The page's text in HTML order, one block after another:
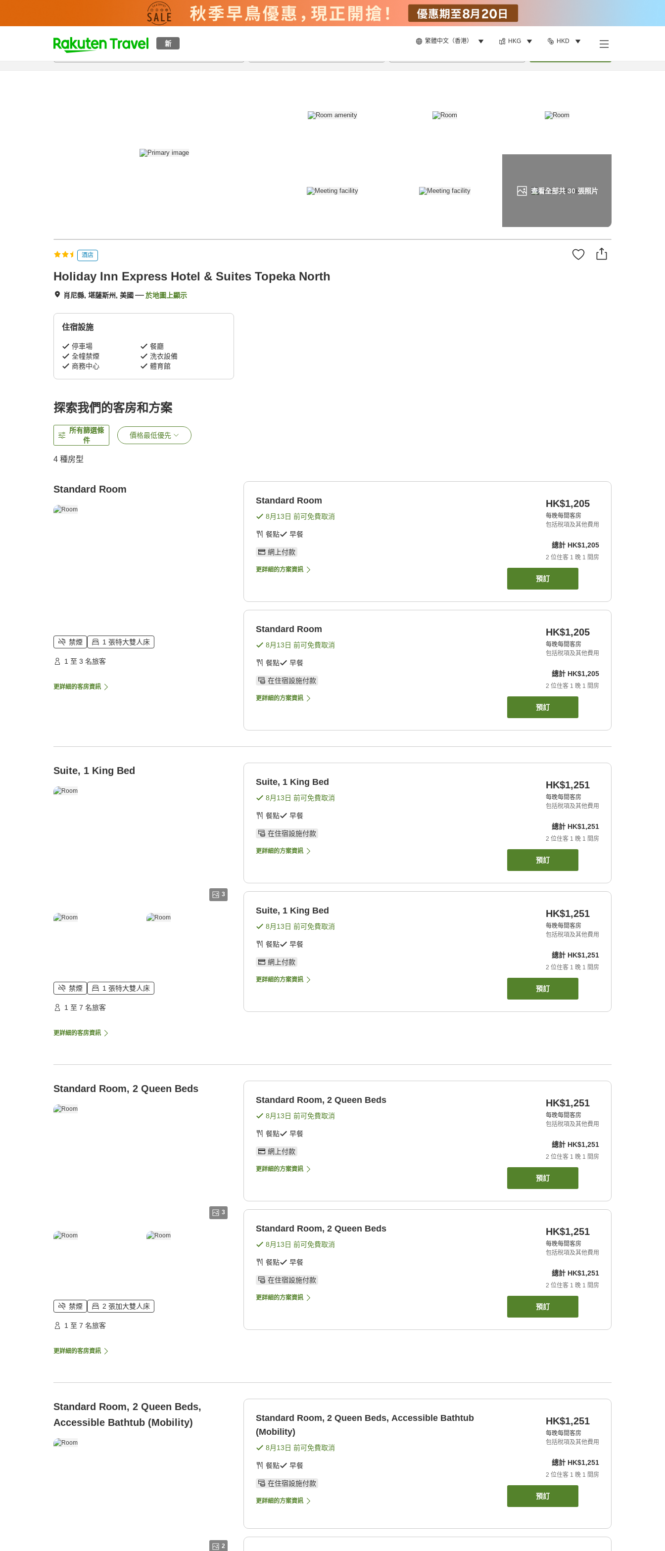
新 繁體中文（香港） HKG HKD
t
p
查看全部共30張照片
概覽房間及住宿方案 評價設施
酒店
Holiday Inn Express Hotel & Suites Topeka North
肖尼縣, 堪薩斯州, 美國 於地圖上顯示
住宿設施
停車場
餐廳
全幢禁煙
洗衣設備
商務中心
體育館
探索我們的客房和方案
所有篩選條
件
價格最低優先
4 種房型
Standard Room
禁煙 1 張特大雙人床
1 至 3 名旅客
更詳細的客房資訊
Standard Room
8月13日 前可免費取消
餐點 早餐
網上付款
更詳細的方案資訊
HK$1,205
每晚每間客房
包括稅項及其他費用
總計 HK$1,205
2 位住客 1 晚 1 間房
預訂
Standard Room
8月13日 前可免費取消
餐點 早餐
在住宿設施付款
更詳細的方案資訊
HK$1,205
每晚每間客房
包括稅項及其他費用
總計 HK$1,205
2 位住客 1 晚 1 間房
預訂
Suite, 1 King Bed
3
禁煙 1 張特大雙人床
1 至 7 名旅客
更詳細的客房資訊
Suite, 1 King Bed
8月13日 前可免費取消
餐點 早餐
在住宿設施付款
更詳細的方案資訊
HK$1,251
每晚每間客房
包括稅項及其他費用
總計 HK$1,251
2 位住客 1 晚 1 間房
預訂
Suite, 1 King Bed
8月13日 前可免費取消
餐點 早餐
網上付款
更詳細的方案資訊
HK$1,251
每晚每間客房
包括稅項及其他費用
總計 HK$1,251
2 位住客 1 晚 1 間房
預訂
Standard Room, 2 Queen Beds
3
禁煙 2 張加大雙人床
1 至 7 名旅客
更詳細的客房資訊
Standard Room, 2 Queen Beds
8月13日 前可免費取消
餐點 早餐
網上付款
更詳細的方案資訊
HK$1,251
每晚每間客房
包括稅項及其他費用
總計 HK$1,251
2 位住客 1 晚 1 間房
預訂
Standard Room, 2 Queen Beds
8月13日 前可免費取消
餐點 早餐
在住宿設施付款
更詳細的方案資訊
HK$1,251
每晚每間客房
包括稅項及其他費用
總計 HK$1,251
2 位住客 1 晚 1 間房
預訂
Standard Room, 2 Queen Beds,
Accessible Bathtub (Mobility)
2
Standard Room, 2 Queen Beds, Accessible Bathtub
(Mobility)
8月13日 前可免費取消
餐點 早餐
在住宿設施付款
更詳細的方案資訊
HK$1,251
每晚每間客房
包括稅項及其他費用
總計 HK$1,251
2 位住客 1 晚 1 間房
預訂